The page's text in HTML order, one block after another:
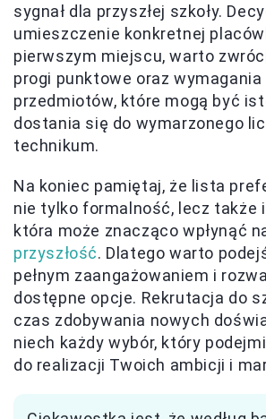
sygnał dla przyszłej szkoły.
umieszczenie konkretnej
pierwszym miejscu, warto
progi punktowe oraz
przedmiotów, które mogą być
dostania się do wymarzonego
technikum.
Na koniec pamiętaj, że lista
nie tylko formalność, lecz także
która może znacząco wpłynąć
przyszłość. Dlatego warto
pełnym zaangażowaniem i
dostępne opcje. Rekrutacja do
czas zdobywania nowych
niech każdy wybór, który
do realizacji Twoich ambicji i